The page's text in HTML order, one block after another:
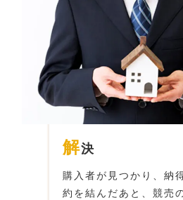
解決
購入者が見つかり、納
約を結んだあと、競売